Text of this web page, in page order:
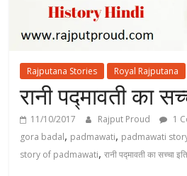
Rajputana Stories Royal Rajputana
रानी पद्मावती का
11/10/2017 Rajput Proud 1
gora badal, padmawati, padmawati
story of padmawati,रानी पद्मावती का सच्चा